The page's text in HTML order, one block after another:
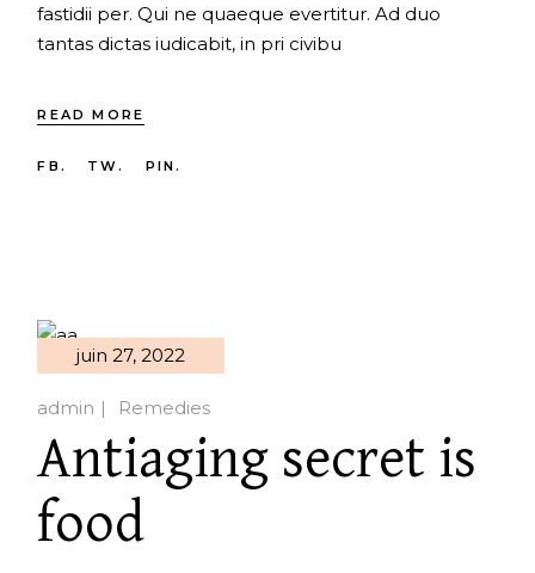
fastidii per. Qui ne quaeque evertitur. Ad duo
tantas dictas iudicabit, in pri civibu
READ MORE
FB. TW. PIN.
juin 27, 2022
admin Remedies
Antiaging secret is
food